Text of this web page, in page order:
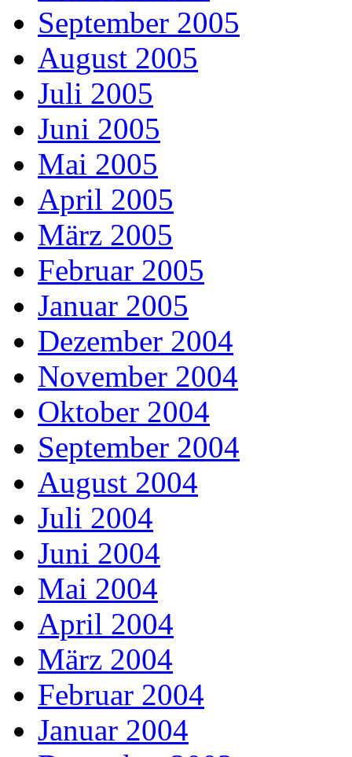
September 2005
August 2005
Juli 2005
Juni 2005
Mai 2005
April 2005
März 2005
Februar 2005
Januar 2005
Dezember 2004
November 2004
Oktober 2004
September 2004
August 2004
Juli 2004
Juni 2004
Mai 2004
April 2004
März 2004
Februar 2004
Januar 2004